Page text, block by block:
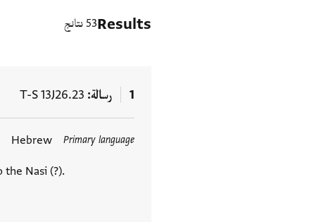
Results53 نتائج
1 رسالة T-S 13J26.23
Primary language
Hebrew
the Nasi (?).
العلامات